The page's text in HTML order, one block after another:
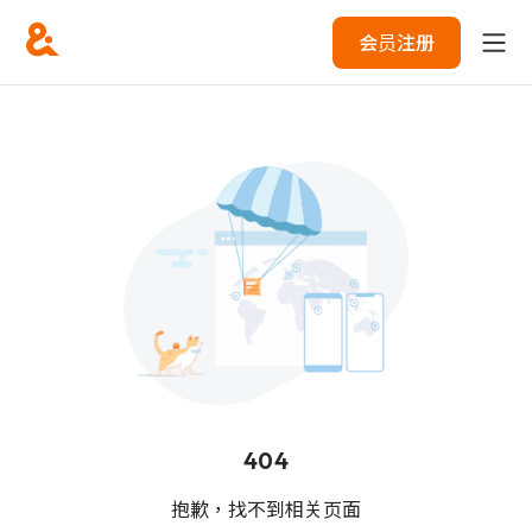
会员注册
404
抱歉，找不到相关页面